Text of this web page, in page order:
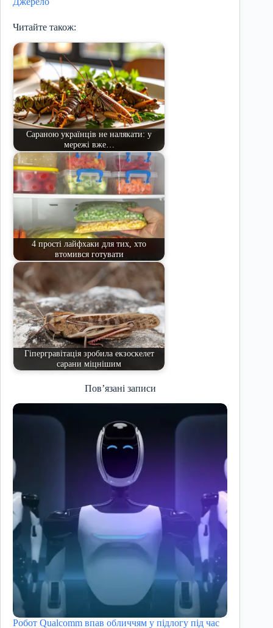
Читайте також:
Сараною українців не налякати: у
мережі вже…
4 прості лайфхаки для тих, хто
втомився готувати
Гіпергравітація зробила екзоскелет
сарани міцнішим
Пов’язані записи
Робот Qualcomm впав обличчям у підлогу під час